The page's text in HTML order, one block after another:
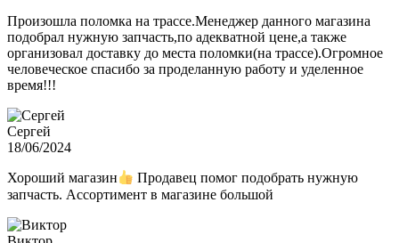
Произошла поломка на трассе.Менеджер данного магазина
подобрал нужную запчасть,по адекватной цене,а также
организовал доставку до места поломки(на трассе).Огромное
человеческое спасибо за проделанную работу и уделенное
время!!!
Сергей
18/06/2024
Хороший магазин
Продавец помог подобрать нужную
запчасть. Ассортимент в магазине большой